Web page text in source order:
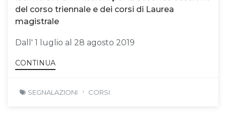
del corso triennale e dei corsi di Laurea
magistrale
Dall' 1 luglio al 28 agosto 2019
CONTINUA
SEGNALAZIONI CORSI